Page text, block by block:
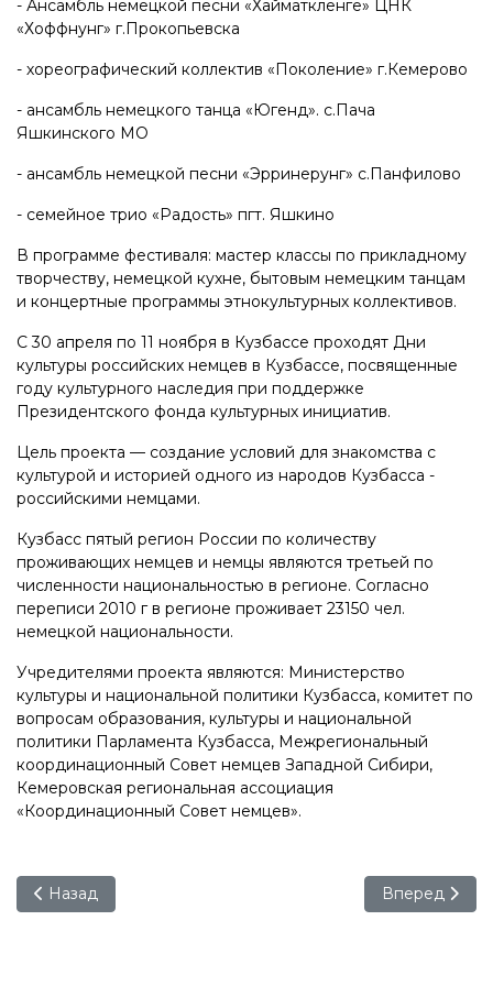
- Ансамбль немецкой песни «Хайматкленге» ЦНК
«Хоффнунг» г.Прокопьевска
- хореографический коллектив «Поколение» г.Кемерово
- ансамбль немецкого танца «Югенд». с.Пача
Яшкинского МО
- ансамбль немецкой песни «Эрринерунг» с.Панфилово
- семейное трио «Радость» пгт. Яшкино
В программе фестиваля: мастер классы по прикладному
творчеству, немецкой кухне, бытовым немецким танцам
и концертные программы этнокультурных коллективов.
С 30 апреля по 11 ноября в Кузбассе проходят Дни
культуры российских немцев в Кузбассе, посвященные
году культурного наследия при поддержке
Президентского фонда культурных инициатив.
Цель проекта — создание условий для знакомства с
культурой и историей одного из народов Кузбасса -
российскими немцами.
Кузбасс пятый регион России по количеству
проживающих немцев и немцы являются третьей по
численности национальностью в регионе. Согласно
переписи 2010 г в регионе проживает 23150 чел.
немецкой национальности.
Учредителями проекта являются: Министерство
культуры и национальной политики Кузбасса, комитет по
вопросам образования, культуры и национальной
политики Парламента Кузбасса, Межрегиональный
координационный Совет немцев Западной Сибири,
Кемеровская региональная ассоциация
«Координационный Совет немцев».
Предыдущий: Дни культуры российских немцев в
Назад Следующий:
Вперед